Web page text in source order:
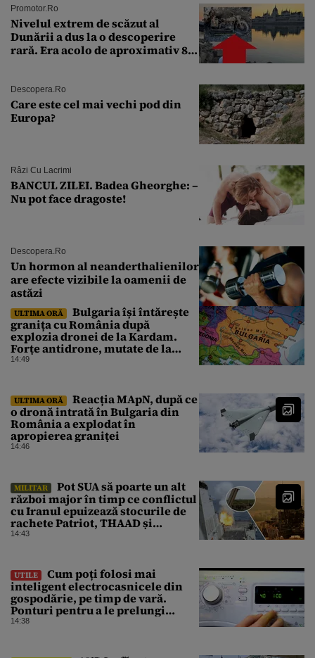
Promotor.ro
Nivelul extrem de scăzut al
Dunării a dus la o descoperire
rară. Era acolo de aproximativ 80
Descopera.ro
Care este cel mai vechi pod din
Europa?
Râzi Cu Lacrimi
BANCUL ZILEI. Badea Gheorghe: –
Nu pot face dragoste!
Descopera.ro
Un hormon al neanderthalienilor
are efecte vizibile la oamenii de
astăzi
ULTIMA ORĂ
Bulgaria își întărește
granița cu România după
explozia dronei de la Kardam.
Forțe antidrone, mutate de la
frontiera cu Turcia
14:49
ULTIMA ORĂ
Reacția MApN, după ce
o dronă intrată în Bulgaria din
România a explodat în
apropierea graniței
14:46
MILITAR
Pot SUA să poarte un alt
război major în timp ce conflictul
cu Iranul epuizează stocurile de
rachete Patriot, THAAD și
Tomahawk?
14:43
UTILE
Cum poți folosi mai
inteligent electrocasnicele din
gospodărie, pe timp de vară.
Ponturi pentru a le prelungi
durata de viață
14:38